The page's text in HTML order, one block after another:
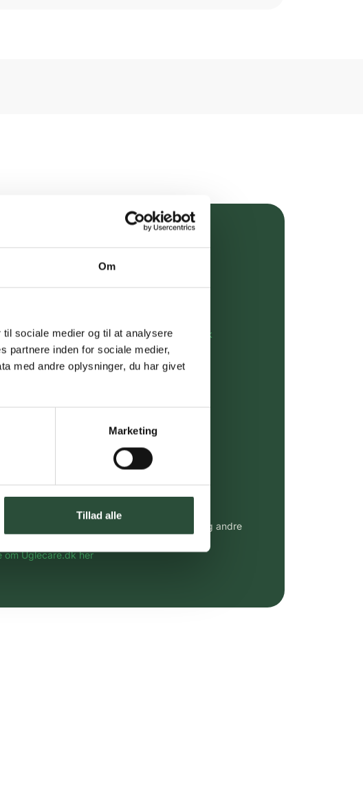
Om
sociale medier og til at analysere
partnere inden for sociale medier,
med andre oplysninger, du har givet
Marketing
Tillad alle
fragt over 349 kr.
din webordre på:kundeservice@uglecare.dk
levering (30 min. i Kbh)
priser*
ernæringsprodukter.
af kendte produkter
et stort udvalg af kendte cremer, vitaminer og andre
om Uglecare.dk her